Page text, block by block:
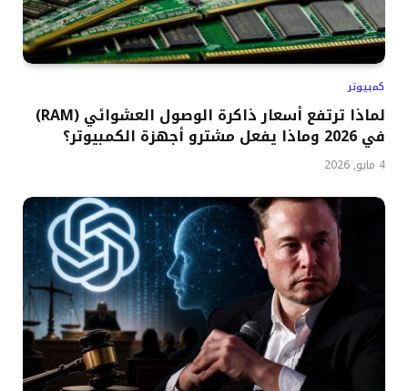
كمبيوتر
لماذا ترتفع أسعار ذاكرة الوصول العشوائي (RAM)
في 2026 وماذا يفعل مشترو أجهزة الكمبيوتر؟
4 مايو, 2026